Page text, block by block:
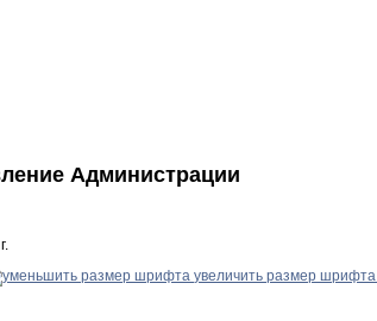
Администрации
увеличить размер шрифта